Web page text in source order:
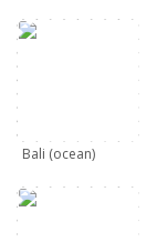
Bali (ocean)